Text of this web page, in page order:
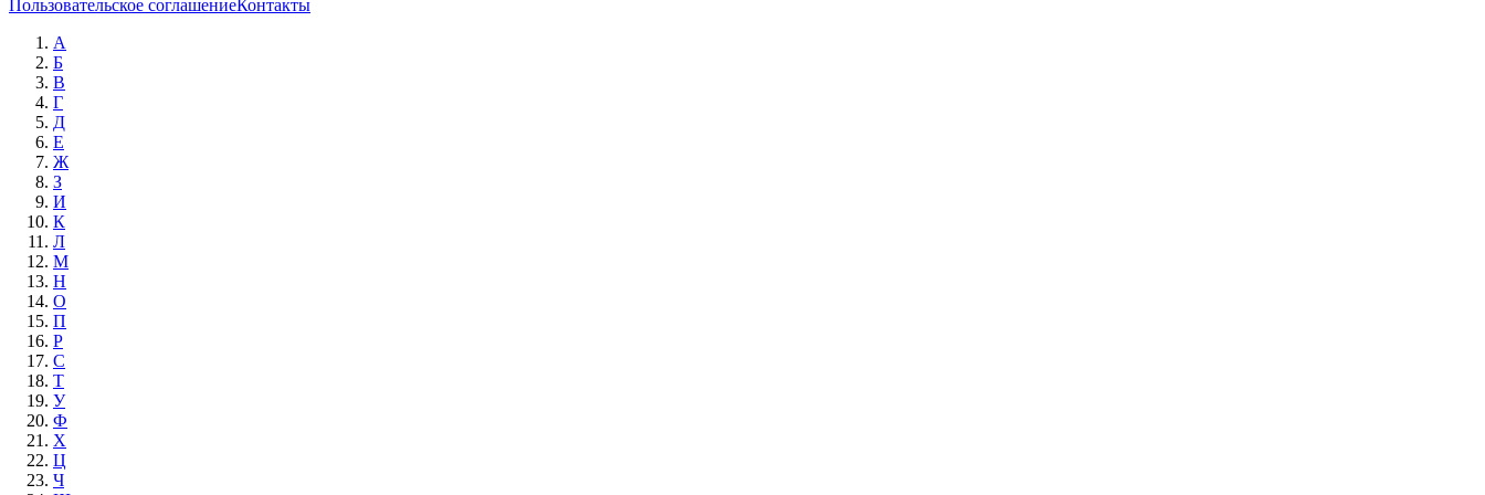
Пользовательское соглашениеКонтакты
А
Б
В
Г
Д
Е
Ж
З
И
К
Л
М
Н
О
П
Р
С
Т
У
Ф
Х
Ц
Ч